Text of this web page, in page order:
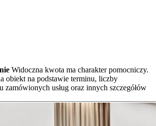
Widoczna kwota ma charakter pomocniczy.
obiekt na podstawie terminu, liczby
zamówionych usług oraz innych szczegółów